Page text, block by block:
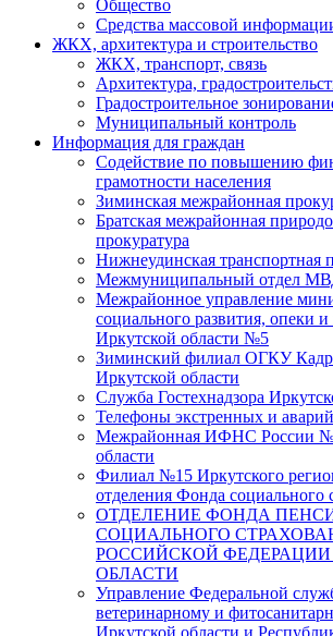
Общество
Средства массовой
ЖКХ, архитектура и строительство
ЖКХ, транспорт, связь
Архитектура,
Градостроительное
Муниципальный контроль
Информация для граждан
Содействие по повышению
грамотности населения
Зиминская межрайонная
Братская межрайонная
прокуратура
Нижнеудинская транспортная
Межмуниципальный отдел
Межрайонное управление
социального развития, опеки и
Иркутской области №5
Зиминский филиал ОГКУ
Иркутской области
Служба Гостехнадзора
Телефоны экстренных и
Межрайонная ИФНС России №
области
Филиал №15 Иркутского
отделения Фонда социального
ОТДЕЛЕНИЕ ФОНДА
СОЦИАЛЬНОГО
РОССИЙСКОЙ
ОБЛАСТИ
Управление Федеральной
ветеринарному и
Иркутской области и